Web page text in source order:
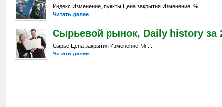
Индекс Изменение, пункты Цена закрытия Изменение, % ...
Читать далее
Сырьевой рынок, Daily history за
Сырье Цена закрытия Изменение, % ...
Читать далее